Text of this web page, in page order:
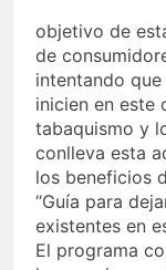
objetivo de
de
intentando
inicien en este
tabaquismo y
conlleva esta
los beneficios
“Guía para
existentes en
El programa